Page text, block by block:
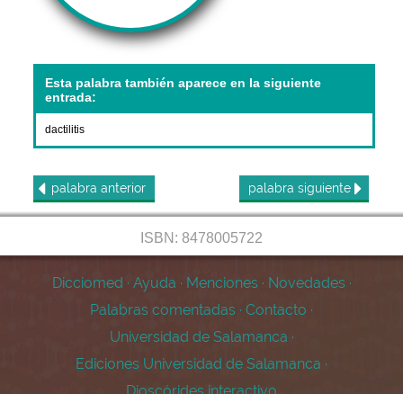
Esta palabra también aparece en la siguiente
entrada:
dactilitis
palabra anterior palabra siguiente
ISBN: 8478005722
Dicciomed · Ayuda · Menciones · Novedades ·
Palabras comentadas · Contacto ·
Universidad de Salamanca ·
Ediciones Universidad de Salamanca ·